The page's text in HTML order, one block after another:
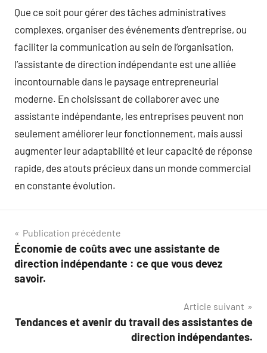
Que ce soit pour gérer des tâches administratives
complexes, organiser des événements d’entreprise, ou
faciliter la communication au sein de l’organisation,
l’assistante de direction indépendante est une alliée
incontournable dans le paysage entrepreneurial
moderne. En choisissant de collaborer avec une
assistante indépendante, les entreprises peuvent non
seulement améliorer leur fonctionnement, mais aussi
augmenter leur adaptabilité et leur capacité de réponse
rapide, des atouts précieux dans un monde commercial
en constante évolution.
Navigation
de
l’article
Publication précédente
Économie de coûts avec une assistante de
direction indépendante : ce que vous devez
savoir.
Article suivant
Tendances et avenir du travail des assistantes de
direction indépendantes.